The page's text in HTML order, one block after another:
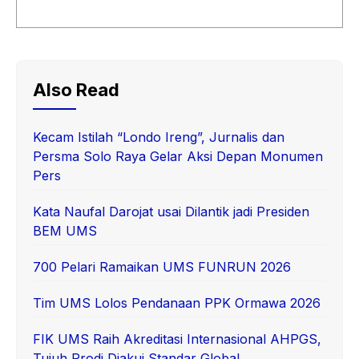
Also Read
Kecam Istilah “Londo Ireng”, Jurnalis dan
Persma Solo Raya Gelar Aksi Depan Monumen
Pers
Kata Naufal Darojat usai Dilantik jadi Presiden
BEM UMS
700 Pelari Ramaikan UMS FUNRUN 2026
Tim UMS Lolos Pendanaan PPK Ormawa 2026
FIK UMS Raih Akreditasi Internasional AHPGS,